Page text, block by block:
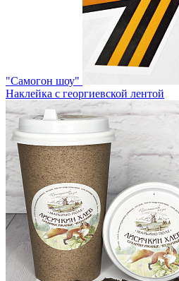
"Самогон шоу"
Наклейка с георгиевской лентой